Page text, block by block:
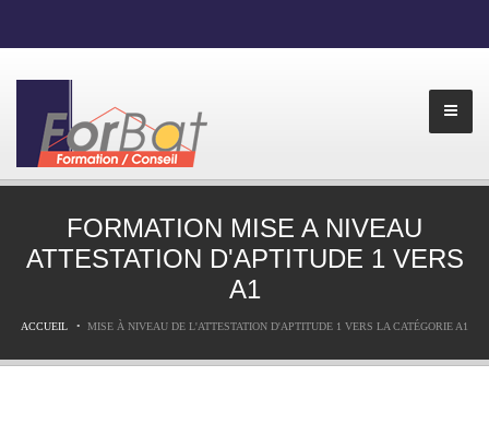
FORMATION MISE A NIVEAU
ATTESTATION D'APTITUDE 1 VERS
A1
ACCUEIL MISE À NIVEAU DE L'ATTESTATION D'APTITUDE 1 VERS LA CATÉGORIE A1